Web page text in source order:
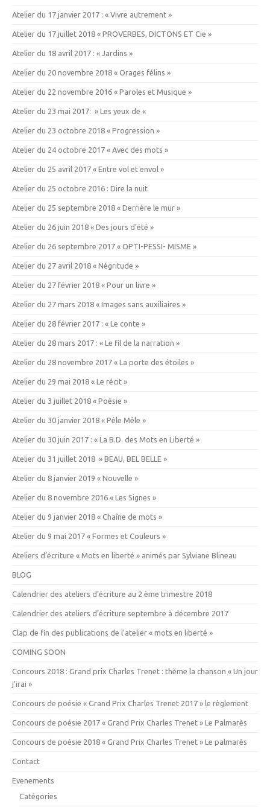
Atelier du 17 janvier 2017 : « Vivre autrement »
Atelier du 17 juillet 2018 « PROVERBES, DICTONS ET Cie »
Atelier du 18 avril 2017 : « Jardins »
Atelier du 20 novembre 2018 « Orages félins »
Atelier du 22 novembre 2016 « Paroles et Musique »
Atelier du 23 mai 2017: » Les yeux de «
Atelier du 23 octobre 2018 « Progression »
Atelier du 24 octobre 2017 « Avec des mots »
Atelier du 25 avril 2017 « Entre vol et envol »
Atelier du 25 octobre 2016 : Dire la nuit
Atelier du 25 septembre 2018 « Derrière le mur »
Atelier du 26 juin 2018 « Des jours d’été »
Atelier du 26 septembre 2017 « OPTI-PESSI- MISME »
Atelier du 27 avril 2018 « Négritude »
Atelier du 27 février 2018 « Pour un livre »
Atelier du 27 mars 2018 « Images sans auxiliaires »
Atelier du 28 février 2017 : « Le conte »
Atelier du 28 mars 2017 : « Le fil de la narration »
Atelier du 28 novembre 2017 « La porte des étoiles »
Atelier du 29 mai 2018 « Le récit »
Atelier du 3 juillet 2018 « Poésie »
Atelier du 30 janvier 2018 « Pêle Mêle »
Atelier du 30 juin 2017 : « La B.D. des Mots en Liberté »
Atelier du 31 juillet 2018 » BEAU, BEL BELLE »
Atelier du 8 janvier 2019 « Nouvelle »
Atelier du 8 novembre 2016 « Les Signes »
Atelier du 9 janvier 2018 « Chaîne de mots »
Atelier du 9 mai 2017 « Formes et Couleurs »
Ateliers d’écriture « Mots en liberté » animés par Sylviane Blineau
BLOG
Calendrier des ateliers d’écriture au 2 ème trimestre 2018
Calendrier des ateliers d’écriture septembre à décembre 2017
Clap de fin des publications de l’atelier « mots en liberté »
COMING SOON
Concours 2018 : Grand prix Charles Trenet : thème la chanson « Un jour
j’irai »
Concours de poésie « Grand Prix Charles Trenet 2017 » le règlement
Concours de poésie 2017 « Grand Prix Charles Trenet » Le Palmarès
Concours de poésie 2018 « Grand Prix Charles Trenet » Le palmarès
Contact
Evenements
Catégories